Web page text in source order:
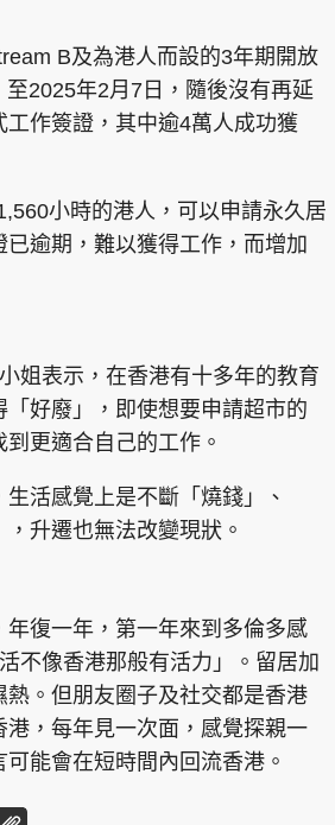
B及為港人而設的3年期開放
2025年2月7日，隨後沒有再延
作簽證，其中逾4萬人成功獲
小時的港人，可以申請永久居
逾期，難以獲得工作，而增加
姐表示，在香港有十多年的教育
好廢」，即使想要申請超市的
更適合自己的工作。
活感覺上是不斷「燒錢」、
升遷也無法改變現狀。
復一年，第一年來到多倫多感
不像香港那般有活力」。留居加
。但朋友圈子及社交都是香港
，每年見一次面，感覺探親一
能會在短時間內回流香港。